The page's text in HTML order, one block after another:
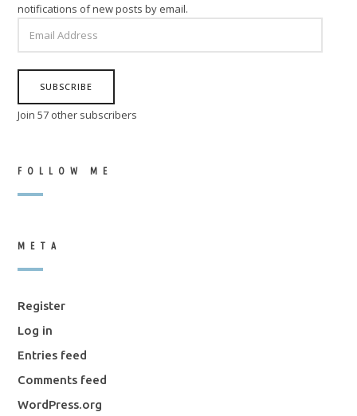
notifications of new posts by email.
ADDRESS
SUBSCRIBE
Join 57 other subscribers
FOLLOW ME
META
Register
Log in
Entries feed
Comments feed
WordPress.org